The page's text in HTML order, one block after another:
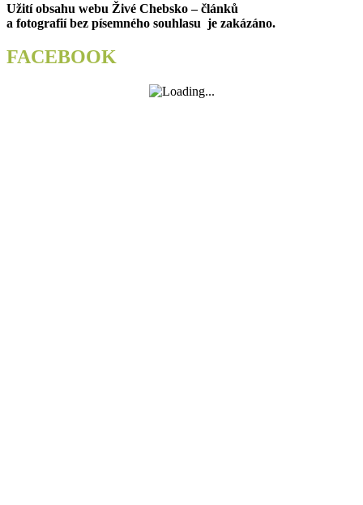
nemocnici
mají
moderní
oddělení
Užití obsahu webu Živé Chebsko – článků
a fotografií bez písemného souhlasu je zakázáno.
FACEBOOK